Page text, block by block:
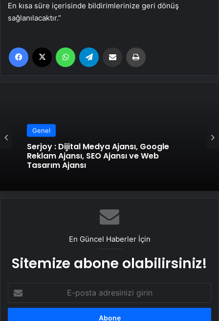
En kısa süre içerisinde bildirimlerinize geri dönüş
sağlanılacaktır.”
Facebook WhatsApp Email'den paylaş
Genel
Serjoy : Dijital Medya Ajansı, Google
Reklam Ajansı, SEO Ajansı ve Web
Tasarım Ajansı
En Güncel Haberler İçin
Sitemize abone olabilirsiniz!
posta
adresinizi